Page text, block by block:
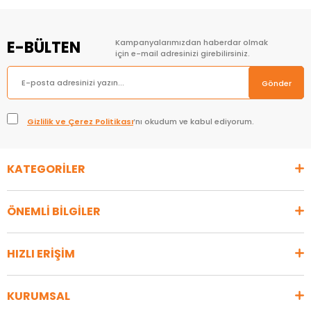
E-BÜLTEN
Kampanyalarımızdan haberdar olmak
için e-mail adresinizi girebilirsiniz.
Gönder
Gizlilik ve Çerez Politikası’nı okudum ve kabul ediyorum.
KATEGORİLER
ÖNEMLİ BİLGİLER
HIZLI ERİŞİM
KURUMSAL